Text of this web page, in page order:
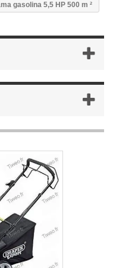
gasolina 5,5 HP 500 m ²